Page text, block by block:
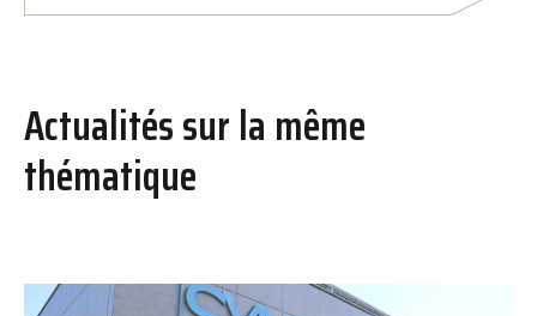
Actualités sur la même
thématique